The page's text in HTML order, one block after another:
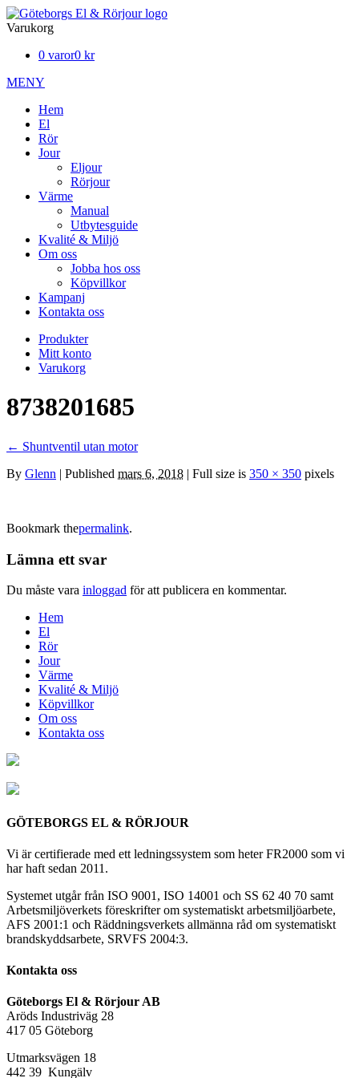
Varukorg
0 varor0 kr
MENY
Hem
El
Rör
Jour
Eljour
Rörjour
Värme
Manual
Utbytesguide
Kvalité & Miljö
Om oss
Jobba hos oss
Köpvillkor
Kampanj
Kontakta oss
Produkter
Mitt konto
Varukorg
8738201685
← Shuntventil utan motor
By Glenn | Published mars 6, 2018 | Full size is 350 × 350 pixels
Bookmark thepermalink.
Lämna ett svar
Du måste vara inloggad för att publicera en kommentar.
Hem
El
Rör
Jour
Värme
Kvalité & Miljö
Köpvillkor
Om oss
Kontakta oss
GÖTEBORGS EL & RÖRJOUR
Vi är certifierade med ett ledningssystem som heter FR2000 som vi
har haft sedan 2011.
Systemet utgår från ISO 9001, ISO 14001 och SS 62 40 70 samt
Arbetsmiljöverkets föreskrifter om systematiskt arbetsmiljöarbete,
AFS 2001:1 och Räddningsverkets allmänna råd om systematiskt
brandskyddsarbete, SRVFS 2004:3.
Kontakta oss
Göteborgs El & Rörjour AB
Aröds Industriväg 28
417 05 Göteborg
Utmarksvägen 18
442 39 Kungälv